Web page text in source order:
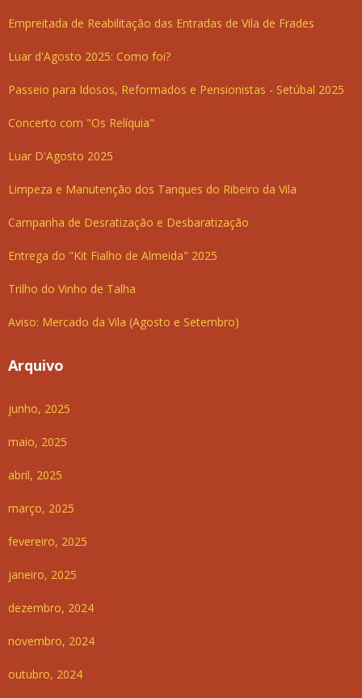
Empreitada de Reabilitação das Entradas de Vila de Frades
Luar d'Agosto 2025: Como foi?
Passeio para Idosos, Reformados e Pensionistas - Setúbal 2025
Concerto com "Os Relíquia"
Luar D'Agosto 2025
Limpeza e Manutenção dos Tanques do Ribeiro da Vila
Campanha de Desratização e Desbaratização
Entrega do "Kit Fialho de Almeida" 2025
Trilho do Vinho de Talha
Aviso: Mercado da Vila (Agosto e Setembro)
Arquivo
junho, 2025
maio, 2025
abril, 2025
março, 2025
fevereiro, 2025
janeiro, 2025
dezembro, 2024
novembro, 2024
outubro, 2024